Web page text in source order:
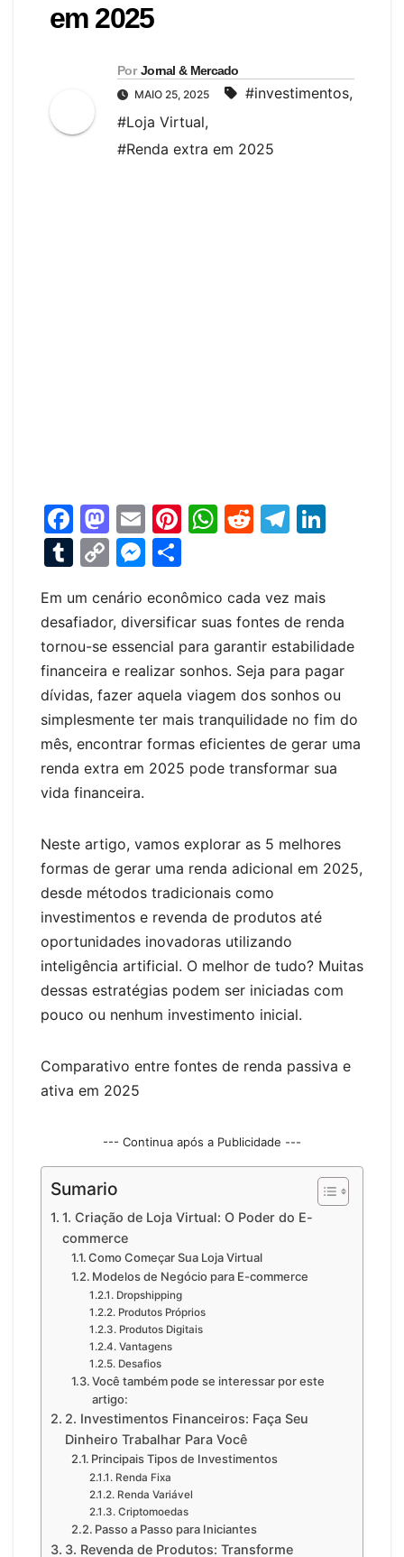
em 2025
Por Jornal & Mercado
MAIO 25, 2025 #investimentos,
#Loja Virtual,
#Renda extra em 2025
F
a
c
e
b
o
o
k
M
a
st
o
d
o
n
E
m
ai
l
Pi
e
st
W
s
A
p
p
R
di
t
T
gr
a
m
dI
n
T
m
bl
r
C
p
y
Li
n
k
M
s
s
e
n
g
er
ar
e
Em um cenário econômico cada vez mais
desafiador, diversificar suas fontes de renda
tornou-se essencial para garantir estabilidade
financeira e realizar sonhos. Seja para pagar
dívidas, fazer aquela viagem dos sonhos ou
simplesmente ter mais tranquilidade no fim do
mês, encontrar formas eficientes de gerar uma
renda extra em 2025 pode transformar sua
vida financeira.
Neste artigo, vamos explorar as 5 melhores
formas de gerar uma renda adicional em 2025,
desde métodos tradicionais como
investimentos e revenda de produtos até
oportunidades inovadoras utilizando
inteligência artificial. O melhor de tudo? Muitas
dessas estratégias podem ser iniciadas com
pouco ou nenhum investimento inicial.
Comparativo entre fontes de renda passiva e
ativa em 2025
--- Continua após a Publicidade ---
Sumario
1. Criação de Loja Virtual: O Poder do E-
commerce
Como Começar Sua Loja Virtual
Modelos de Negócio para E-commerce
Dropshipping
Produtos Próprios
Produtos Digitais
Vantagens
Desafios
Você também pode se interessar por este
artigo:
2. Investimentos Financeiros: Faça Seu
Dinheiro Trabalhar Para Você
Principais Tipos de Investimentos
Renda Fixa
Renda Variável
Criptomoedas
Passo a Passo para Iniciantes
3. Revenda de Produtos: Transforme